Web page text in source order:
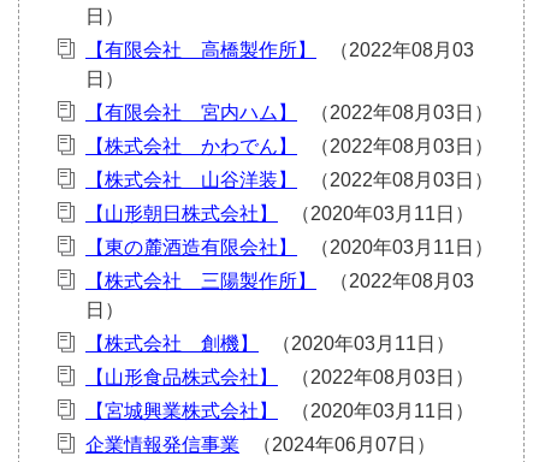
【有限会社 高橋製作所】
【有限会社 宮内ハム】
【株式会社 かわでん】
【株式会社 山谷洋装】
【山形朝日株式会社】
【東の麓酒造有限会社】
【株式会社 三陽製作所】
【株式会社 創機】
【山形食品株式会社】
【宮城興業株式会社】
企業情報発信事業